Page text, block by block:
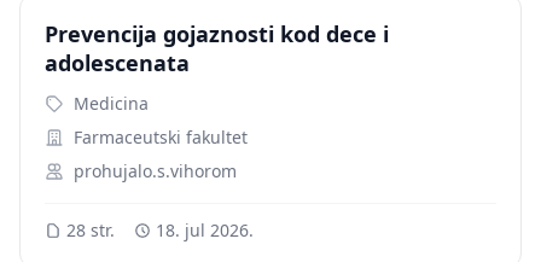
Prevencija gojaznosti kod dece i
adolescenata
Medicina
Farmaceutski fakultet
prohujalo.s.vihorom
28 str. 18. jul 2026.